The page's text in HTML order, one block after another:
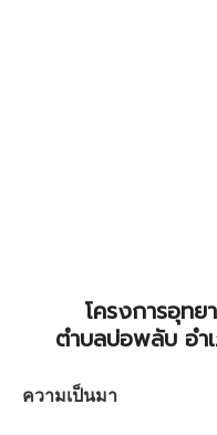
โครงการอุท
ตำบลบ่อพลับ อำ
ความเป็นมา